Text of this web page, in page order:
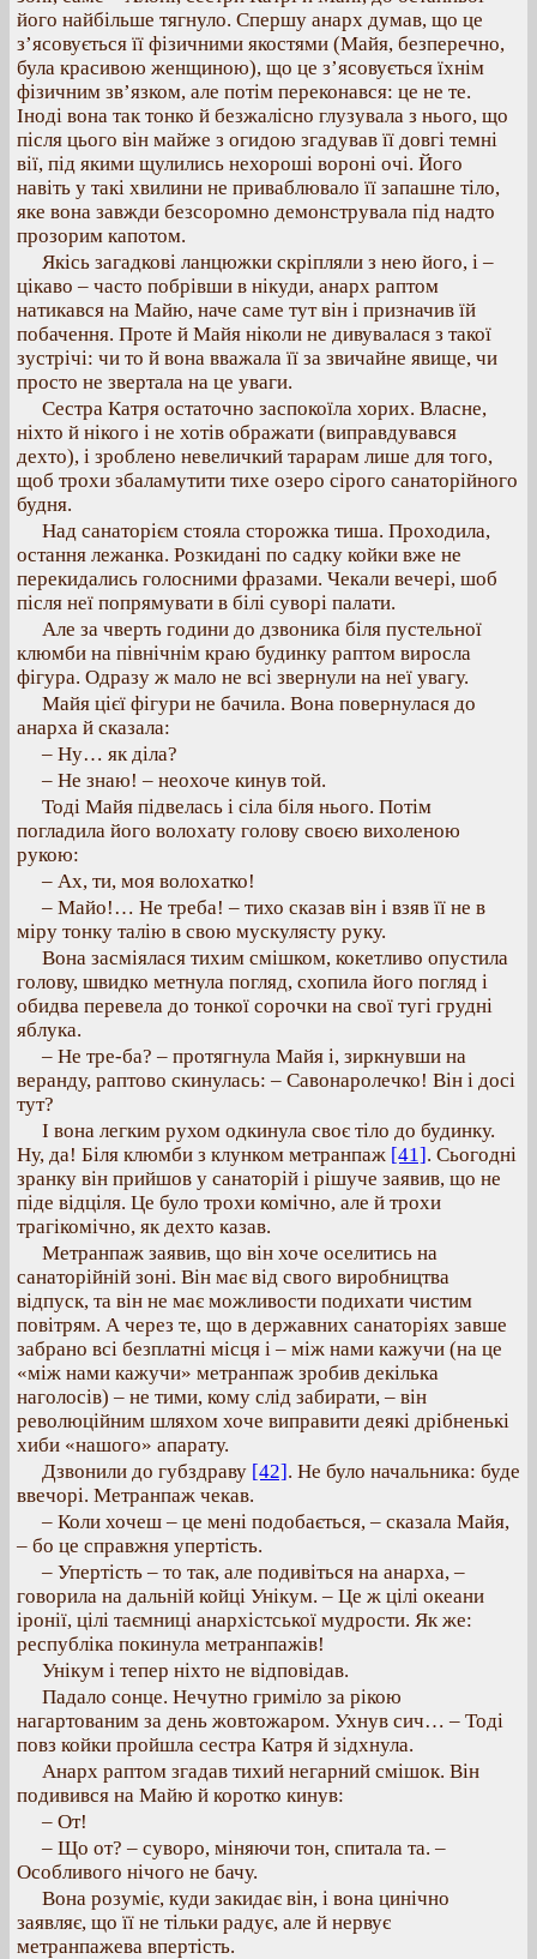
його найбільше тягнуло. Спершу анарх думав, що це
з’ясовується її фізичними якостями (Майя, безперечно,
була красивою женщиною), що це з’ясовується їхнім
фізичним зв’язком, але потім переконався: це не те.
Іноді вона так тонко й безжалісно глузувала з нього, що
після цього він майже з огидою згадував її довгі темні
вії, під якими щулились нехороші вороні очі. Його
навіть у такі хвилини не приваблювало її запашне тіло,
яке вона завжди безсоромно демонструвала під надто
прозорим капотом.
Якісь загадкові ланцюжки скріпляли з нею його, і –
цікаво – часто побрівши в нікуди, анарх раптом
натикався на Майю, наче саме тут він і призначив їй
побачення. Проте й Майя ніколи не дивувалася з такої
зустрічі: чи то й вона вважала її за звичайне явище, чи
просто не звертала на це уваги.
Сестра Катря остаточно заспокоїла хорих. Власне,
ніхто й нікого і не хотів ображати (виправдувався
дехто), і зроблено невеличкий тарарам лише для того,
щоб трохи збаламутити тихе озеро сірого санаторійного
будня.
Над санаторієм стояла сторожка тиша. Проходила,
остання лежанка. Розкидані по садку койки вже не
перекидались голосними фразами. Чекали вечері, шоб
після неї попрямувати в білі суворі палати.
Але за чверть години до дзвоника біля пустельної
клюмби на північнім краю будинку раптом виросла
фігура. Одразу ж мало не всі звернули на неї увагу.
Майя цієї фігури не бачила. Вона повернулася до
анарха й сказала:
– Ну… як діла?
– Не знаю! – неохоче кинув той.
Тоді Майя підвелась і сіла біля нього. Потім
погладила його волохату голову своєю вихоленою
рукою:
– Ах, ти, моя волохатко!
– Майо!… Не треба! – тихо сказав він і взяв її не в
міру тонку талію в свою мускулясту руку.
Вона засміялася тихим смішком, кокетливо опустила
голову, швидко метнула погляд, схопила його погляд і
обидва перевела до тонкої сорочки на свої тугі грудні
яблука.
– Не тре-ба? – протягнула Майя і, зиркнувши на
веранду, раптово скинулась: – Савонаролечко! Він і досі
тут?
І вона легким рухом одкинула своє тіло до будинку.
Ну, да! Біля клюмби з клунком метранпаж [41]. Сьогодні
зранку він прийшов у санаторій і рішуче заявив, що не
піде відціля. Це було трохи комічно, але й трохи
трагікомічно, як дехто казав.
Метранпаж заявив, що він хоче оселитись на
санаторійній зоні. Він має від свого виробництва
відпуск, та він не має можливости подихати чистим
повітрям. А через те, що в державних санаторіях завше
забрано всі безплатні місця і – між нами кажучи (на це
«між нами кажучи» метранпаж зробив декілька
наголосів) – не тими, кому слід забирати, – він
революційним шляхом хоче виправити деякі дрібненькі
хиби «нашого» апарату.
Дзвонили до губздраву [42]. Не було начальника: буде
ввечорі. Метранпаж чекав.
– Коли хочеш – це мені подобається, – сказала Майя,
– бо це справжня упертість.
– Упертість – то так, але подивіться на анарха, –
говорила на дальній койці Унікум. – Це ж цілі океани
іронії, цілі таємниці анархістської мудрости. Як же:
республіка покинула метранпажів!
Унікум і тепер ніхто не відповідав.
Падало сонце. Нечутно гриміло за рікою
нагартованим за день жовтожаром. Ухнув сич… – Тоді
повз койки пройшла сестра Катря й зідхнула.
Анарх раптом згадав тихий негарний смішок. Він
подивився на Майю й коротко кинув:
– От!
– Що от? – суворо, міняючи тон, спитала та. –
Особливого нічого не бачу.
Вона розуміє, куди закидає він, і вона цинічно
заявляє, що її не тільки радує, але й нервує
метранпажева впертість.